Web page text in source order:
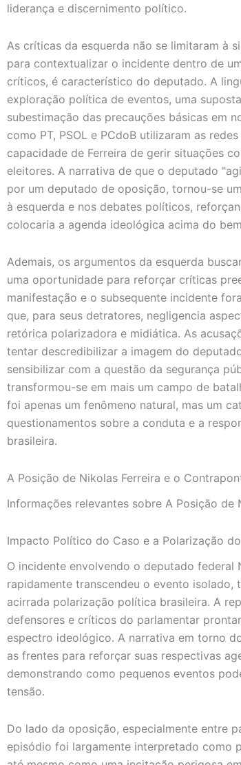
liderança e discernimento político.
As críticas da esquerda não se limitaram à
para contextualizar o incidente dentro de
críticos, é característico do deputado. A
exploração política de eventos, uma
subestimação das precauções básicas em
como PT, PSOL e PCdoB utilizaram as
capacidade de Ferreira de gerir situações
eleitores. A narrativa de que o deputado
por um deputado de oposição, tornou-se
à esquerda e nos debates políticos,
colocaria a agenda ideológica acima do
Ademais, os argumentos da esquerda
uma oportunidade para reforçar críticas
manifestação e o subsequente incidente
que, para seus detratores, negligencia
retórica polarizadora e midiática. As
tentar descredibilizar a imagem do
sensibilizar com a questão da segurança
transformou-se em mais um campo de
foi apenas um fenômeno natural, mas um
questionamentos sobre a conduta e a
brasileira.
A Posição de Nikolas Ferreira e o
Informações relevantes sobre A Posição
Impacto Político do Caso e a Polarização
O incidente envolvendo o deputado federal
rapidamente transcendeu o evento
acirrada polarização política brasileira. A
defensores e críticos do parlamentar
espectro ideológico. A narrativa em torno
as frentes para reforçar suas respectivas
demonstrando como pequenos eventos
tensão.
Do lado da oposição, especialmente entre
episódio foi largamente interpretado como